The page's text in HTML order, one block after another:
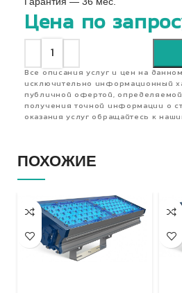
Цена по
Все описания услуг и цен на
исключительно информационный
публичной офертой, определяемой
получения точной информации о
оказания услуг обращайтесь к
ПОХОЖИЕ